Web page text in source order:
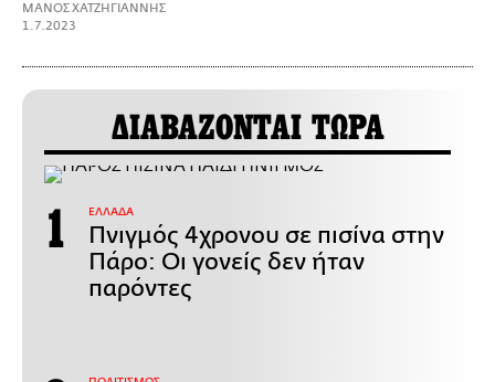
ΜΑΝΟΣ ΧΑΤΖΗΓΙΑΝΝΗΣ
1.7.2023
ΔΙΑΒΑΖΟΝΤΑΙ ΤΩΡΑ
ΕΛΛΑΔΑ
Πνιγμός 4χρονου σε πισίνα στην
Πάρο: Οι γονείς δεν ήταν
παρόντες